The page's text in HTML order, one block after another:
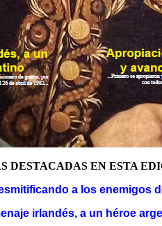
DESTACADAS EN ESTA
a los enemigos
irlandés, a un héroe